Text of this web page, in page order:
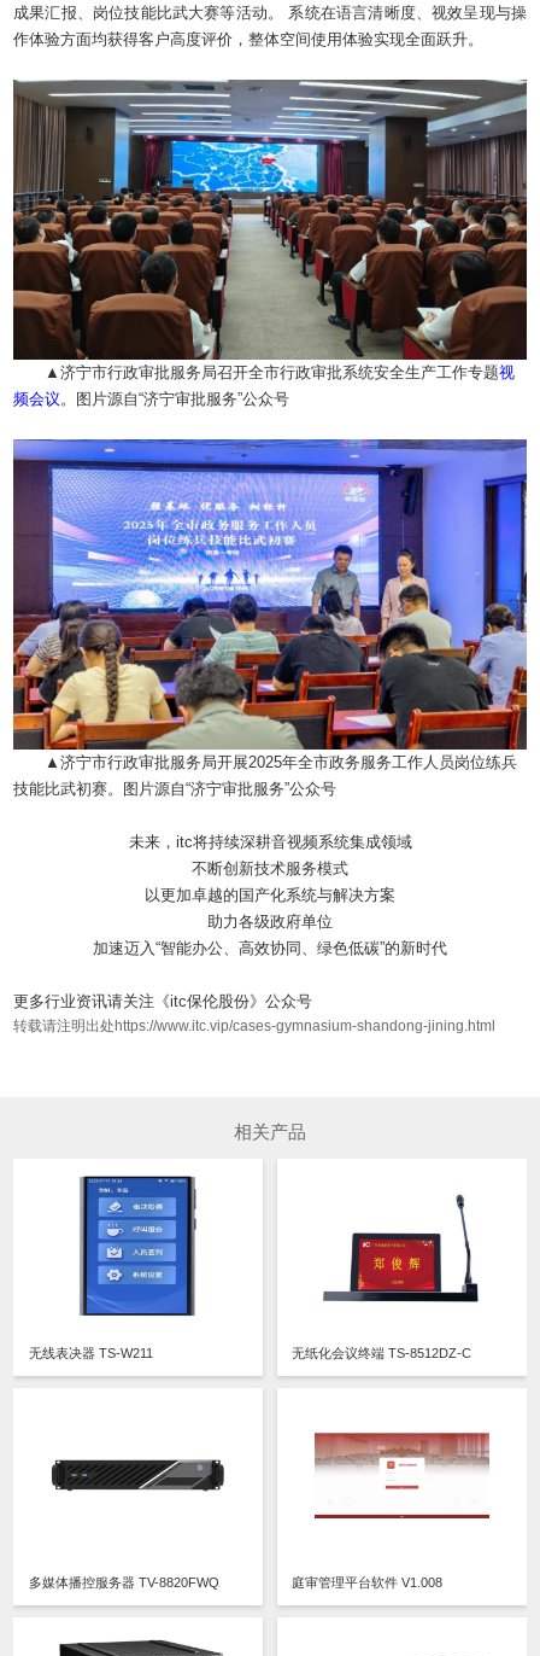
成果汇报、岗位技能比武大赛等活动。 系统在语言清晰度、视效呈现与操
作体验方面均获得客户高度评价，整体空间使用体验实现全面跃升。
▲济宁市行政审批服务局召开全市行政审批系统安全生产工作专题视
频会议。图片源自“济宁审批服务”公众号
▲济宁市行政审批服务局开展2025年全市政务服务工作人员岗位练兵
技能比武初赛。图片源自“济宁审批服务”公众号
未来，itc将持续深耕音视频系统集成领域
不断创新技术服务模式
以更加卓越的国产化系统与解决方案
助力各级政府单位
加速迈入“智能办公、高效协同、绿色低碳”的新时代
更多行业资讯请关注《itc保伦股份》公众号
转载请注明出处https://www.itc.vip/cases-gymnasium-shandong-jining.html
相关产品
无线表决器 TS-W211 无纸化会议终端 TS-8512DZ-C
多媒体播控服务器 TV-8820FWQ 庭审管理平台软件 V1.008